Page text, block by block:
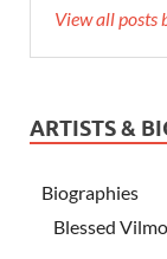
View all posts
ARTISTS &
Biographies
Blessed